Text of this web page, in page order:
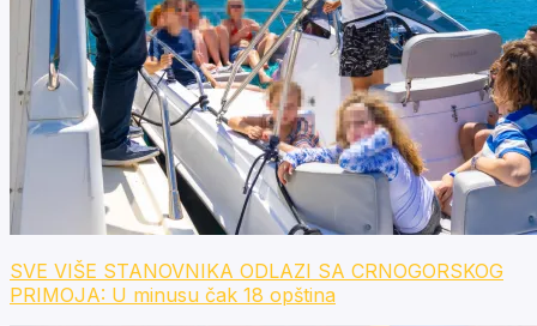
SVE VIŠE STANOVNIKA ODLAZI SA CRNOGORSKOG
PRIMOJA: U minusu čak 18 opština